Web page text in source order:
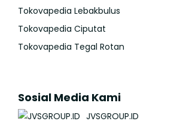
Tokovapedia Lebakbulus
Tokovapedia Ciputat
Tokovapedia Tegal Rotan
Sosial Media Kami
JVSGROUP.ID